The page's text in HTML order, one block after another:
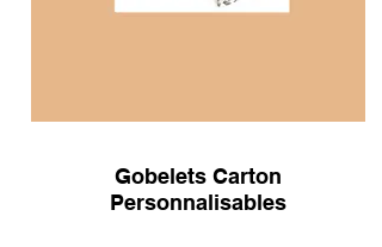
Gobelets Carton
Personnalisables